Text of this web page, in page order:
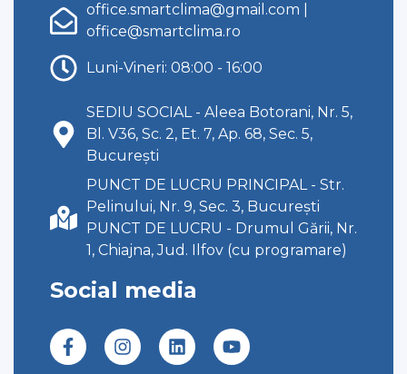
office.smartclima@gmail.com
office@smartclima.ro
Luni-Vineri: 08:00 - 16:00
SEDIU SOCIAL - Aleea Botorani, Nr. 5,
Bl. V36, Sc. 2, Et. 7, Ap. 68, Sec. 5,
București
PUNCT DE LUCRU PRINCIPAL - Str.
Pelinului, Nr. 9, Sec. 3, București
PUNCT DE LUCRU - Drumul Gării, Nr.
1, Chiajna, Jud. Ilfov (cu programare)
Social media